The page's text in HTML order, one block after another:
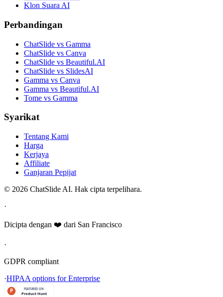
Klon Suara AI
Perbandingan
ChatSlide vs Gamma
ChatSlide vs Canva
ChatSlide vs Beautiful.AI
ChatSlide vs SlidesAI
Gamma vs Canva
Gamma vs Beautiful.AI
Tome vs Gamma
Syarikat
Tentang Kami
Harga
Kerjaya
Affiliate
Ganjaran Pepijat
© 2026 ChatSlide AI. Hak cipta terpelihara.
·
Dicipta dengan ❤️ dari San Francisco
·
GDPR compliant
·HIPAA options for Enterprise